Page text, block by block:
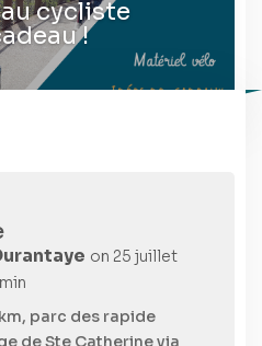
cycliste
!
on 25 juillet
parc des rapide